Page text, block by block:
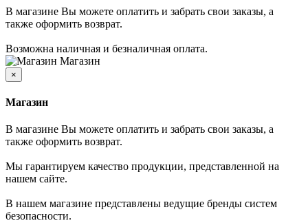
В магазине Вы можете оплатить и забрать свои заказы, а
также оформить возврат.
Возможна наличная и безналичная оплата.
Магазин
×
Магазин
В магазине Вы можете оплатить и забрать свои заказы, а
также оформить возврат.
Мы гарантируем качество продукции, представленной на
нашем сайте.
В нашем магазине представлены ведущие бренды систем
безопасности.